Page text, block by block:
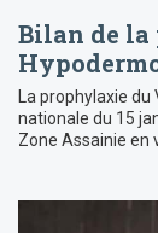
Bilan de
La prophylaxie du
nationale du 15
Zone Assainie en